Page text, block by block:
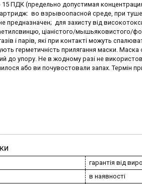
ПДК (предельно допустимая
во взрывоопасной среде, при
для захисту від
ціаністого/
і парів, які при контакті можуть
герметичність прилягання маски.
до упору. Не в жодному разі не
або ви почувостовали запах. Термін
гарантія від
в наявності